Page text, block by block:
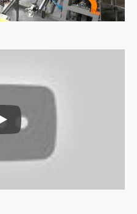
Rørfødningsmaskine